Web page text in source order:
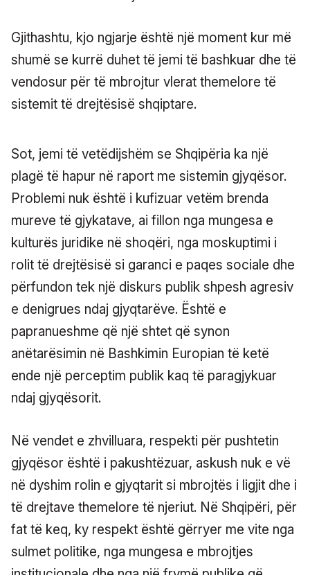
Gjithashtu, kjo ngjarje është një moment kur më
shumë se kurrë duhet të jemi të bashkuar dhe të
vendosur për të mbrojtur vlerat themelore të
sistemit të drejtësisë shqiptare.
Sot, jemi të vetëdijshëm se Shqipëria ka një
plagë të hapur në raport me sistemin gjyqësor.
Problemi nuk është i kufizuar vetëm brenda
mureve të gjykatave, ai fillon nga mungesa e
kulturës juridike në shoqëri, nga moskuptimi i
rolit të drejtësisë si garanci e paqes sociale dhe
përfundon tek një diskurs publik shpesh agresiv
e denigrues ndaj gjyqtarëve. Është e
papranueshme që një shtet që synon
anëtarësimin në Bashkimin Europian të ketë
ende një perceptim publik kaq të paragjykuar
ndaj gjyqësorit.
Në vendet e zhvilluara, respekti për pushtetin
gjyqësor është i pakushtëzuar, askush nuk e vë
në dyshim rolin e gjyqtarit si mbrojtës i ligjit dhe i
të drejtave themelore të njeriut. Në Shqipëri, për
fat të keq, ky respekt është gërryer me vite nga
sulmet politike, nga mungesa e mbrojtjes